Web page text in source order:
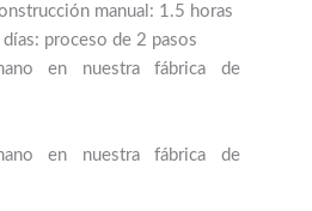
manual: 1.5 horas
proceso de 2 pasos
en nuestra fábrica de
en nuestra fábrica de